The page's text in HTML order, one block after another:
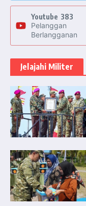
Youtube 383
Pelanggan
Berlangganan
Jelajahi Militer